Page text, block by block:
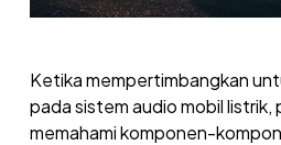
Ketika mempertimbangkan
pada sistem audio mobil
memahami komponen-